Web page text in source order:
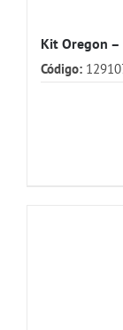
Kit Oregon
Código: